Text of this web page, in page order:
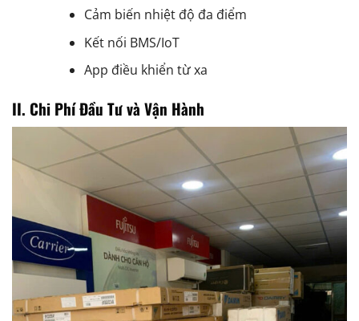
Cảm biến nhiệt độ đa điểm
Kết nối BMS/IoT
App điều khiển từ xa
II. Chi Phí Đầu Tư và Vận Hành